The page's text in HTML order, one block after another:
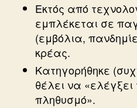
Εκτός από
εμπλέκεται σε
(εμβόλια,
κρέας.
Κατηγορήθηκε
θέλει να
πληθυσμό».